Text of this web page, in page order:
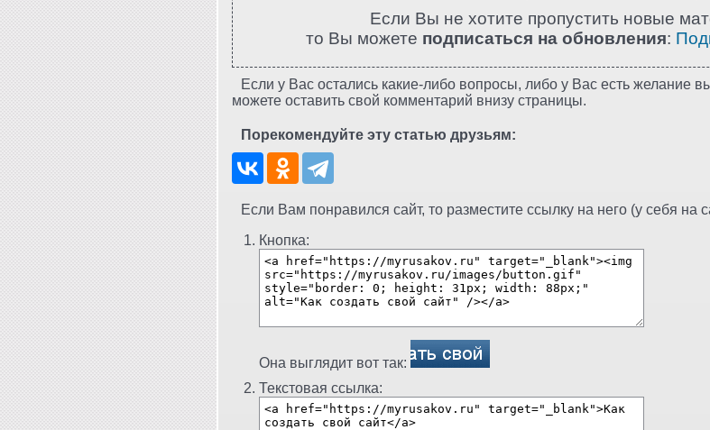
Если Вы не хотите пропустить новые
то Вы можете подписаться на обновления:
Если у Вас остались какие-либо вопросы, либо у Вас есть желание
можете оставить свой комментарий внизу страницы.
Порекомендуйте эту статью друзьям:
Если Вам понравился сайт, то разместите ссылку на него (у себя на
Кнопка:
Она выглядит вот так:
Текстовая ссылка: